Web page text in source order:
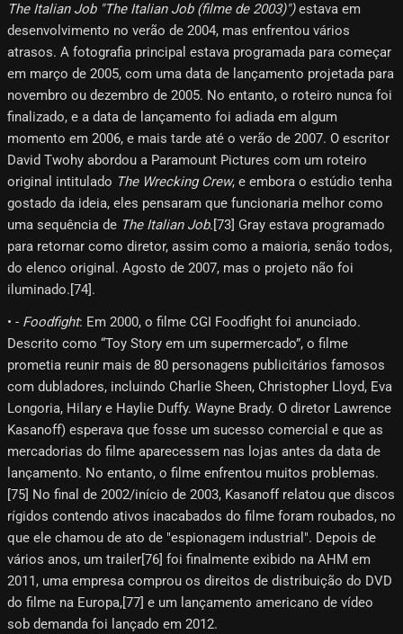
The Italian Job "The Italian Job (filme de 2003)")estava em
desenvolvimento no verão de 2004, mas enfrentou vários
atrasos. A fotografia principal estava programada para começar
em março de 2005, com uma data de lançamento projetada para
novembro ou dezembro de 2005. No entanto, o roteiro nunca foi
finalizado, e a data de lançamento foi adiada em algum
momento em 2006, e mais tarde até o verão de 2007. O escritor
David Twohy abordou a Paramount Pictures com um roteiro
original intitulado The Wrecking Crew, e embora o estúdio tenha
gostado da ideia, eles pensaram que funcionaria melhor como
uma sequência de The Italian Job.[73] Gray estava programado
para retornar como diretor, assim como a maioria, senão todos,
do elenco original. Agosto de 2007, mas o projeto não foi
iluminado.[74]​.
• - Foodfight: Em 2000, o filme CGI Foodfight foi anunciado.
Descrito como “Toy Story em um supermercado”, o filme
prometia reunir mais de 80 personagens publicitários famosos
com dubladores, incluindo Charlie Sheen, Christopher Lloyd, Eva
Longoria, Hilary e Haylie Duffy. Wayne Brady. O diretor Lawrence
Kasanoff) esperava que fosse um sucesso comercial e que as
mercadorias do filme aparecessem nas lojas antes da data de
lançamento. No entanto, o filme enfrentou muitos problemas.
[75] No final de 2002/início de 2003, Kasanoff relatou que discos
rígidos contendo ativos inacabados do filme foram roubados, no
que ele chamou de ato de "espionagem industrial". Depois de
vários anos, um trailer[76]​ foi finalmente exibido na AHM em
2011, uma empresa comprou os direitos de distribuição do DVD
do filme na Europa,[77]​ e um lançamento americano de vídeo
sob demanda foi lançado em 2012.